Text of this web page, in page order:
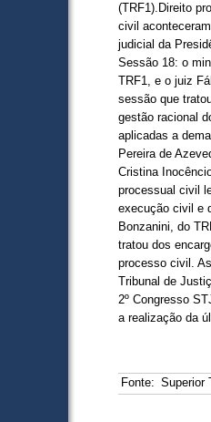
(TRF1).Direito
civil
judicial da
Sessão 18: o
TRF1, e o juiz
sessão que
gestão racional
aplicadas a
Pereira de
Cristina
processual civil
execução civil e
Bonzanini, do
tratou dos
processo civil.
Tribunal de
2º Congresso
a realização da
Fonte: Superior